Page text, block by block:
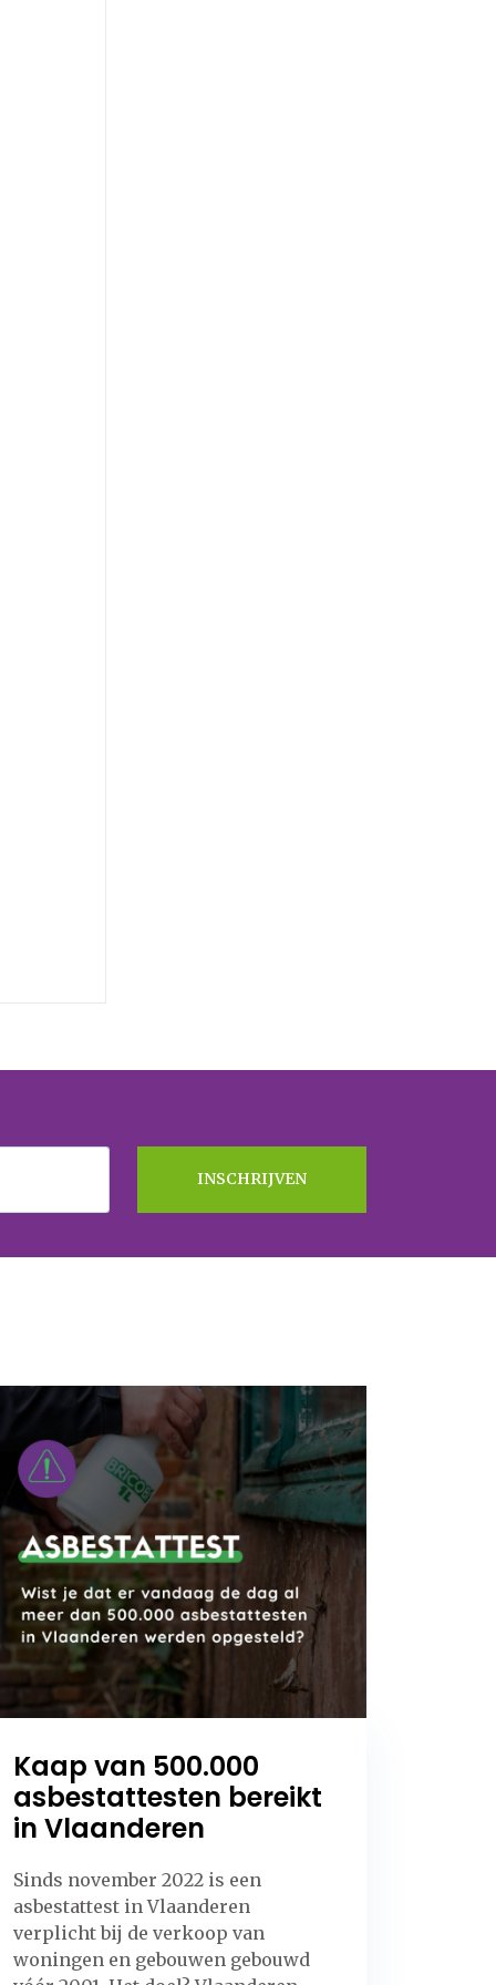
Kaap van 500.000
asbestattesten bereikt
in Vlaanderen
Sinds november 2022 is een
asbestattest in Vlaanderen
verplicht bij de verkoop van
woningen en gebouwen gebouwd